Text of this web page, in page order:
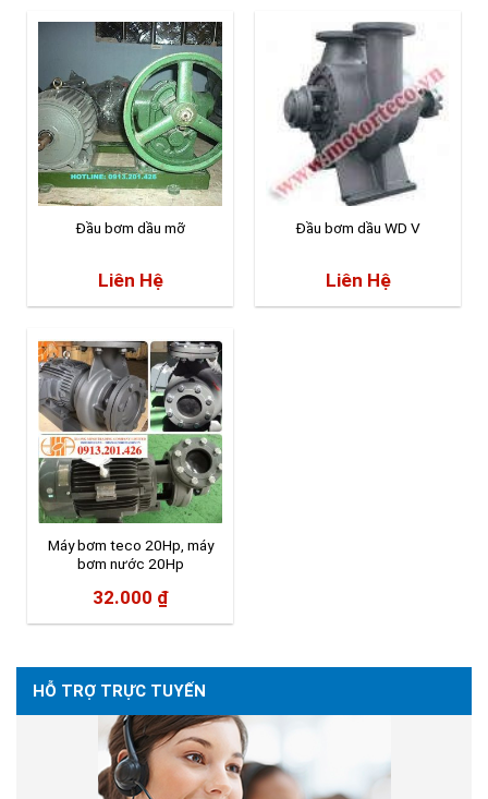
Đầu bơm dầu mỡ
Liên Hệ
Đầu bơm dầu WD V
Liên Hệ
Máy bơm teco 20Hp, máy
bơm nước 20Hp
32.000 ₫
HỖ TRỢ TRỰC TUYẾN